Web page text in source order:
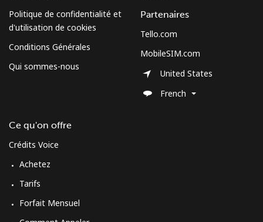
Politique de confidentialité et
d'utilisation de cookies
Conditions Générales
Qui sommes-nous
Ce qu'on offre
Crédits Voice
Achetez
Tarifs
Forfait Mensuel
Partenaires
Tello.com
MobileSIM.com
United States
French